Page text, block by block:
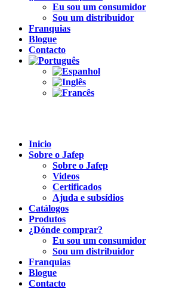
Eu sou um consumidor
Sou um distribuidor
Franquias
Blogue
Contacto
Inicio
Sobre o Jafep
Sobre o Jafep
Videos
Certificados
Ajuda e subsídios
Catálogos
Produtos
¿Dónde comprar?
Eu sou um consumidor
Sou um distribuidor
Franquias
Blogue
Contacto